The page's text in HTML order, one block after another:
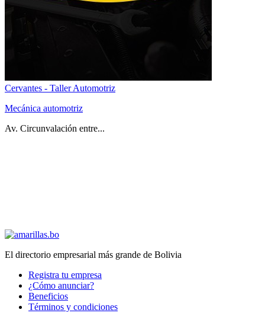
Cervantes - Taller Automotriz
Mecánica automotriz
Av. Circunvalación entre...
El directorio empresarial más grande de Bolivia
Registra tu empresa
¿Cómo anunciar?
Beneficios
Términos y condiciones